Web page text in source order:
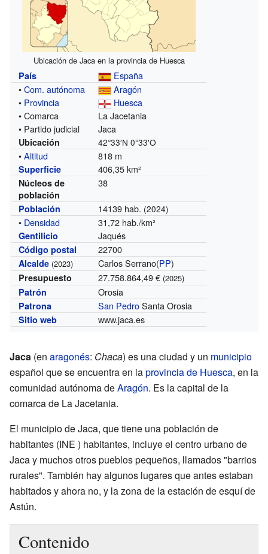
Ubicación de Jaca en la provincia de Huesca
País
España
•Com. autónoma
Aragón
• Provincia
Huesca
• Comarca
La Jacetania
• Partido judicial
Jaca
Ubicación 42°33′N 0°33′O
•Altitud 818 m
Superficie 406,35 km²
Núcleos de
población
38
Población 14139 hab. (2024)
• Densidad 31,72 hab./km²
Gentilicio Jaqués
Código postal 22700
Alcalde (2023) Carlos Serrano(PP)
Presupuesto 27.758.864,49 € (2025)
Patrón Orosia
Patrona San PedroSanta Orosia
Sitio web www.jaca.es
Jaca (en aragonés: Chaca) es una ciudad y un municipio
español que se encuentra en laprovincia de Huesca, en la
comunidad autónoma deAragón. Es la capital de la
comarca de La Jacetania.
El municipio de Jaca, que tiene una población de
habitantes (INE ) habitantes, incluye el centro urbano de
Jaca y muchos otros pueblos pequeños, llamados "barrios
rurales". También hay algunos lugares que antes estaban
habitados y ahora no, y la zona de la estación de esquí de
Astún.
Contenido